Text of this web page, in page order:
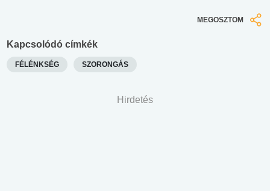
MEGOSZTOM
Kapcsolódó címkék
FÉLÉNKSÉG SZORONGÁS
Hirdetés